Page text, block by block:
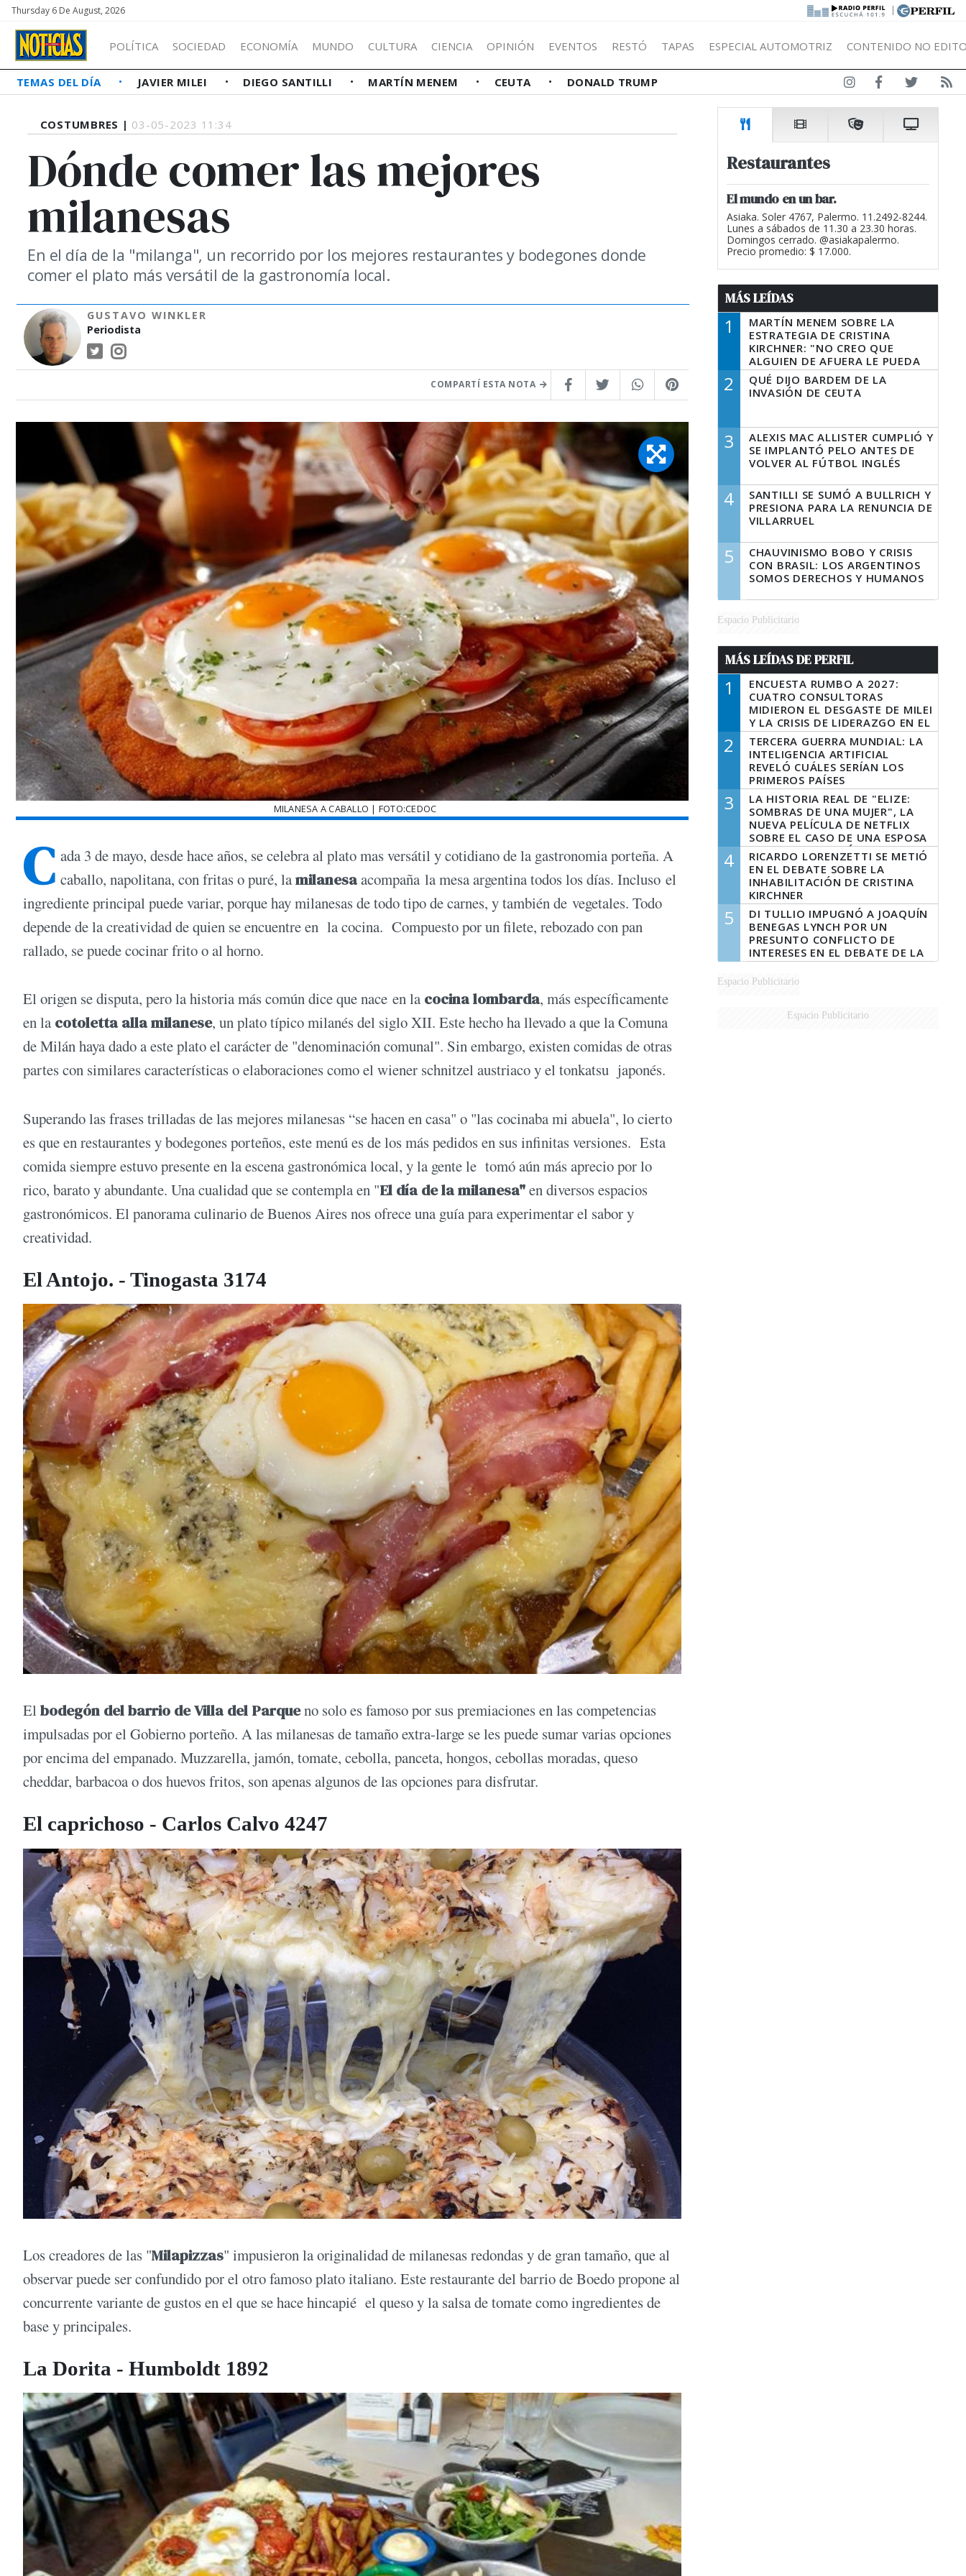
Thursday 6 De August, 2026 |
POLÍTICA SOCIEDAD ECONOMÍA MUNDO CULTURA CIENCIA OPINIÓN EVENTOS RESTÓ TAPAS ESPECIAL AUTOMOTRIZ CONTENIDO NO
TEMAS DEL DÍA JAVIER MILEI DIEGO SANTILLI MARTÍN MENEM CEUTA DONALD TRUMP
COSTUMBRES | 03-05-2023 11:34
Dónde comer las mejores
milanesas
En el día de la "milanga", un recorrido por los mejores restaurantes y bodegones donde
comer el plato más versátil de la gastronomía local.
GUSTAVO WINKLER
Periodista
COMPARTÍ ESTA NOTA
MILANESA A CABALLO | FOTO:CEDOC
C ada 3 de mayo, desde hace años, se celebra al plato mas versátil y cotidiano de la gastronomia porteña. A
caballo, napolitana, con fritas o puré, lamilanesaacompaña la mesa argentina todos los días. Incluso el
ingrediente principal puede variar, porque hay milanesas de todo tipo de carnes, y también de vegetales. Todo
depende de la creatividad de quien se encuentre en la cocina. Compuesto por un filete, rebozado con pan
rallado, se puede cocinar frito o al horno.
El origen se disputa, pero la historia más común dice que nace en la cocina lombarda, más específicamente
en la cotoletta alla milanese, un plato típico milanés del siglo XII. Este hecho ha llevado a que la Comuna
de Milán haya dado a este plato el carácter de "denominación comunal". Sin embargo, existen comidas de otras
partes con similares características o elaboraciones como el wiener schnitzel austriaco y el tonkatsu japonés.
Superando las frases trilladas de las mejores milanesas “se hacen en casa" o "las cocinaba mi abuela", lo cierto
es que en restaurantes y bodegones porteños, este menú es de los más pedidos en sus infinitas versiones. Esta
comida siempre estuvo presente en la escena gastronómica local, y la gente le tomó aún más aprecio por lo
rico, barato y abundante. Una cualidad que se contempla en "El día de la milanesa"en diversos espacios
gastronómicos. El panorama culinario de Buenos Aires nos ofrece una guía para experimentar el sabor y
creatividad.
El Antojo. - Tinogasta 3174
El bodegón del barrio de Villa del Parqueno solo es famoso por sus premiaciones en las competencias
impulsadas por el Gobierno porteño. A las milanesas de tamaño extra-large se les puede sumar varias opciones
por encima del empanado. Muzzarella, jamón, tomate, cebolla, panceta, hongos, cebollas moradas, queso
cheddar, barbacoa o dos huevos fritos, son apenas algunos de las opciones para disfrutar.
El caprichoso - Carlos Calvo 4247
Los creadores de las "Milapizzas" impusieron la originalidad de milanesas redondas y de gran tamaño, que al
observar puede ser confundido por el otro famoso plato italiano. Este restaurante del barrio de Boedo propone al
concurrente variante de gustos en el que se hace hincapié el queso y la salsa de tomate como ingredientes de
base y principales.
La Dorita - Humboldt 1892
Restaurantes
El mundo en un bar.
Asiaka. Soler 4767, Palermo. 11.2492-8244.
Lunes a sábados de 11.30 a 23.30 horas.
Domingos cerrado. @asiakapalermo.
Precio promedio: $ 17.000.
MÁS LEÍDAS
1
MARTÍN MENEM SOBRE LA
ESTRATEGIA DE CRISTINA
KIRCHNER: "NO CREO QUE
ALGUIEN DE AFUERA LE PUEDA
DECIR A LA JUSTICIA LO QUE
TIENE QUE HACER"
2
QUÉ DIJO BARDEM DE LA
INVASIÓN DE CEUTA
3
ALEXIS MAC ALLISTER CUMPLIÓ Y
SE IMPLANTÓ PELO ANTES DE
VOLVER AL FÚTBOL INGLÉS
4
SANTILLI SE SUMÓ A BULLRICH Y
PRESIONA PARA LA RENUNCIA DE
VILLARRUEL
5
CHAUVINISMO BOBO Y CRISIS
CON BRASIL: LOS ARGENTINOS
SOMOS DERECHOS Y HUMANOS
Espacio Publicitario
MÁS LEÍDAS DE PERFIL
1
ENCUESTA RUMBO A 2027:
CUATRO CONSULTORAS
MIDIERON EL DESGASTE DE MILEI
Y LA CRISIS DE LIDERAZGO EN EL
PERONISMO
2
TERCERA GUERRA MUNDIAL: LA
INTELIGENCIA ARTIFICIAL
REVELÓ CUÁLES SERÍAN LOS
PRIMEROS PAÍSES
LATINOAMERICANOS EN SER
DERROTADOS
3
LA HISTORIA REAL DE "ELIZE:
SOMBRAS DE UNA MUJER", LA
NUEVA PELÍCULA DE NETFLIX
SOBRE EL CASO DE UNA ESPOSA
QUE DESCUARTIZÓ A SU
MARIDO
4
RICARDO LORENZETTI SE METIÓ
EN EL DEBATE SOBRE LA
INHABILITACIÓN DE CRISTINA
KIRCHNER
5
DI TULLIO IMPUGNÓ A JOAQUÍN
BENEGAS LYNCH POR UN
PRESUNTO CONFLICTO DE
INTERESES EN EL DEBATE DE LA
LEY DE TIERRAS
Espacio Publicitario
Espacio Publicitario